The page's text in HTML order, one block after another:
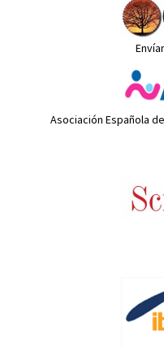
Asociación Española